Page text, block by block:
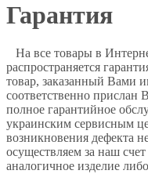
Гарантия
На все товары в
распространяется
товар, заказанный Вами
соответственно прислан
полное гарантийное
украинским сервисным
возникновения дефекта
осуществляем за наш
аналогичное изделие